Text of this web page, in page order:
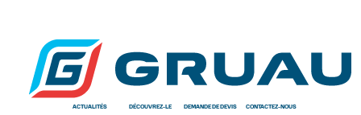
ACTUALITÉS DÉCOUVREZ-LE DEMANDE DE DEVIS CONTACTEZ-NOUS